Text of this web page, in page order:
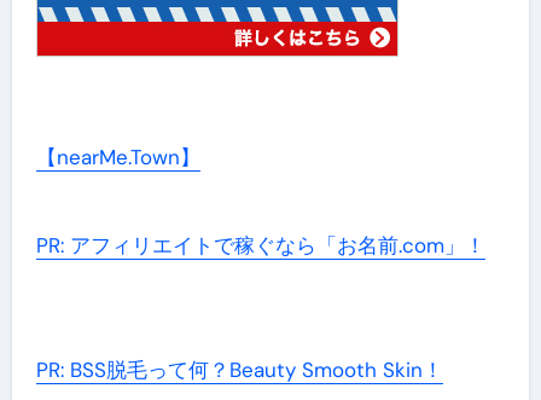
【nearMe.Town】
PR: アフィリエイトで稼ぐなら「お名前.com」！
PR: BSS脱毛って何？Beauty Smooth Skin！